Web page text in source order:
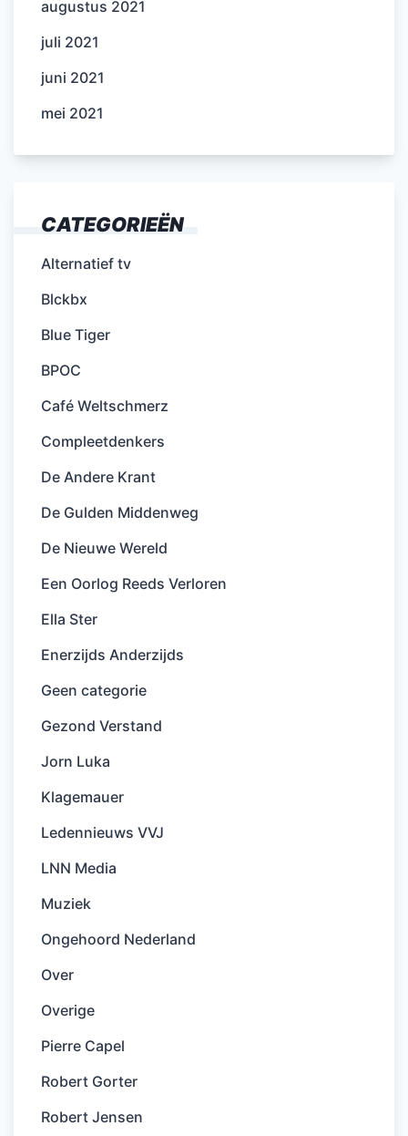
augustus 2021
juli 2021
juni 2021
mei 2021
CATEGORIEËN
Alternatief tv
Blckbx
Blue Tiger
BPOC
Café Weltschmerz
Compleetdenkers
De Andere Krant
De Gulden Middenweg
De Nieuwe Wereld
Een Oorlog Reeds Verloren
Ella Ster
Enerzijds Anderzijds
Geen categorie
Gezond Verstand
Jorn Luka
Klagemauer
Ledennieuws VVJ
LNN Media
Muziek
Ongehoord Nederland
Over
Overige
Pierre Capel
Robert Gorter
Robert Jensen